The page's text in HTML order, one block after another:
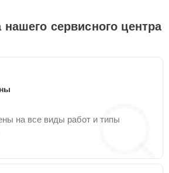
сервисного центра
на все виды работ и типы